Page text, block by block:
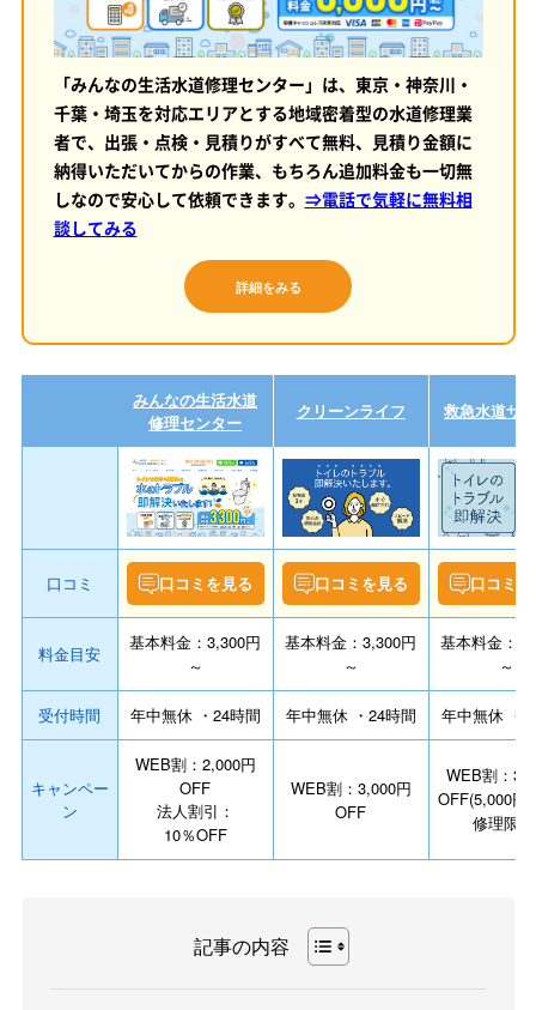
「みんなの生活水道修理センター」は、東京・神奈川・
千葉・埼玉を対応エリアとする地域密着型の水道修理業
者で、出張・点検・見積りがすべて無料、見積り金額に
納得いただいてからの作業、もちろん追加料金も一切無
しなので安心して依頼できます。 ⇒電話で気軽に無料相
談してみる
詳細をみる
みんなの生活水道
修理センター
クリーンライフ 救急水道サ
口コミ 口コミを見る 口コミを見る 口コミ
料金目安
基本料金：3,300円
～
基本料金：3,300円
～
基本料金：
～
受付時間 年中無休 ・24時間 年中無休 ・24時間 年中無休 ・
キャンペー
ン
WEB割：2,000円
OFF
法人割引：
10％OFF
WEB割：3,000円
OFF
WEB割：
OFF(5,000円
修理限
記事の内容